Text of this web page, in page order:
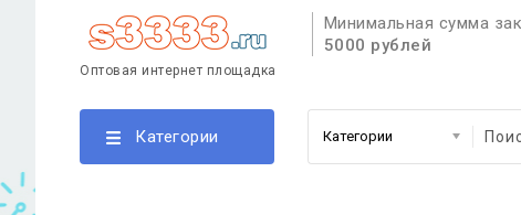
Оптовая интернет площадка
Минимальная сумма
5000 рублей
Категории